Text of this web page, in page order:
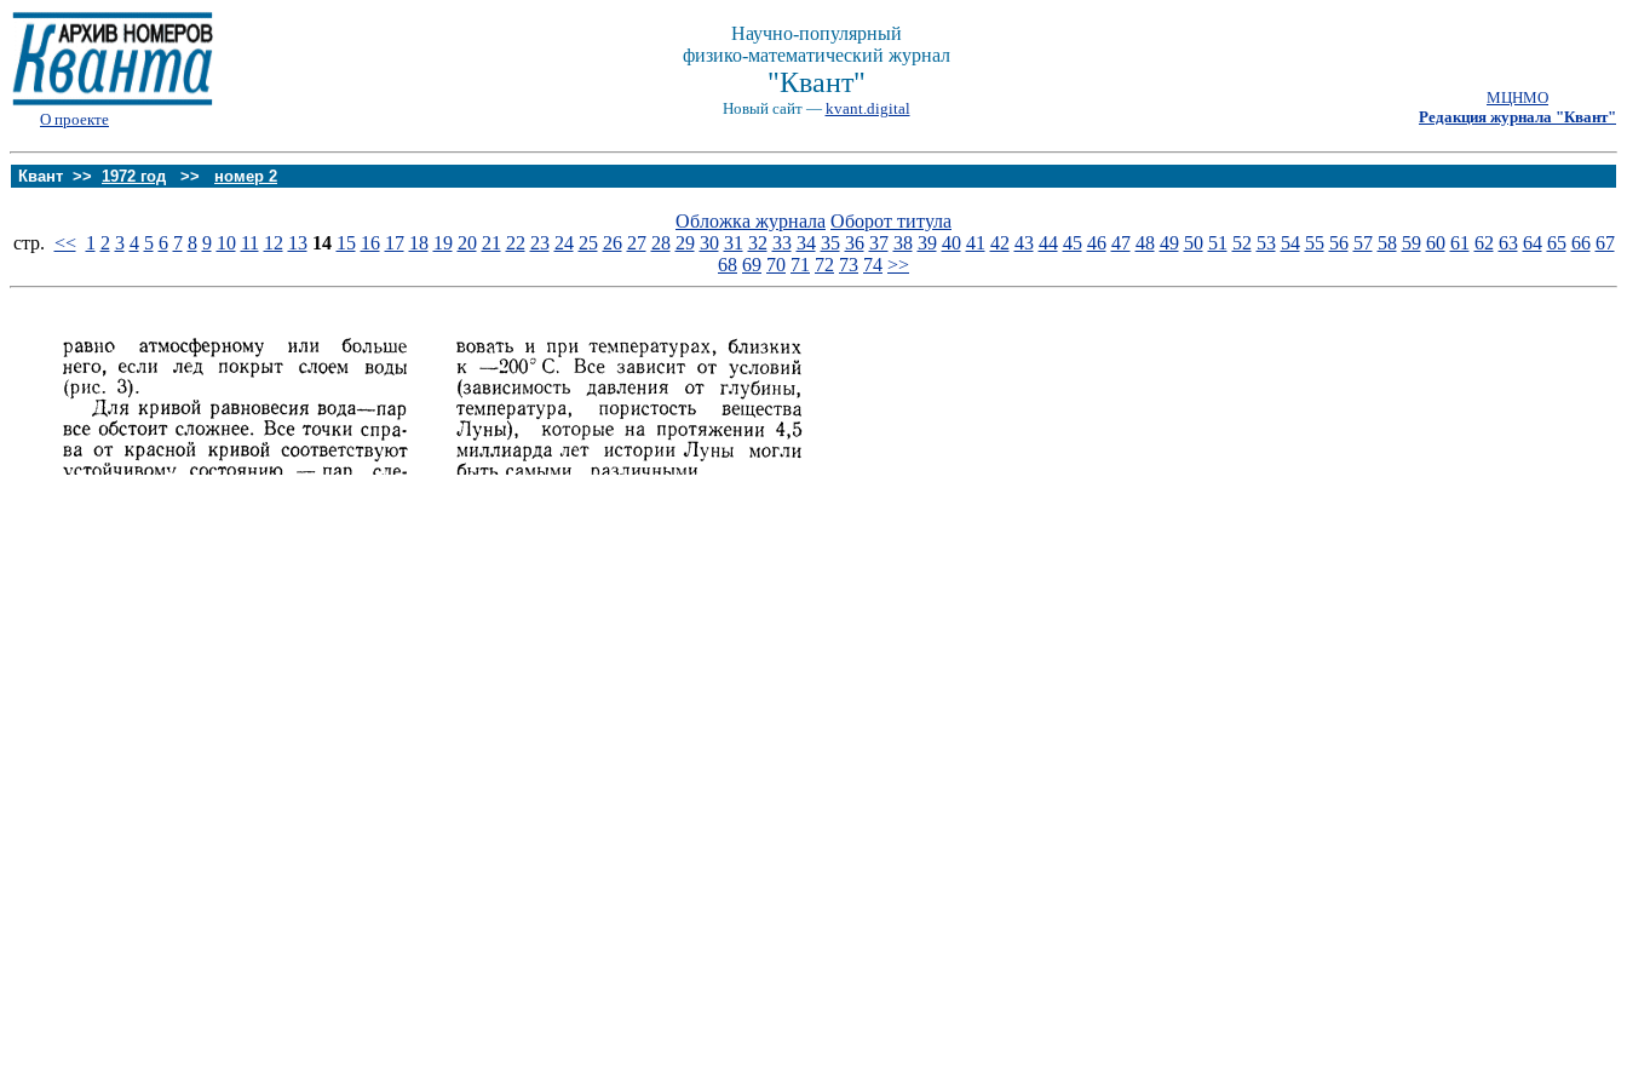
О проекте
Научно-популярный
физико-математический журнал
"Квант"
Новый сайт — kvant.digital
МЦНМО
Редакция журнала "Квант"
Квант >> 1972 год >> номер 2
Обложка журнала Оборот титула
стp. << 1 2 3 4 5 6 7 8 9 10 11 12 13 14 15 16 17 18 19 20 21 22 23 24 25 26 27 28 29 30 31 32 33 34 35 36 37 38 39 40 41 42 43 44 45 46 47 48 49 50 51 52 53 54 55 56 57 58 59 60 61 62 63 64 65 66 67
68 69 70 71 72 73 74 >>